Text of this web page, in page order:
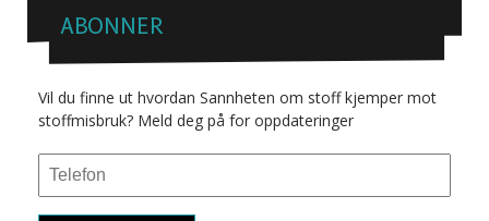
ABONNER
Vil du finne ut hvordan Sannheten om stoff kjemper mot
stoffmisbruk? Meld deg på for oppdateringer